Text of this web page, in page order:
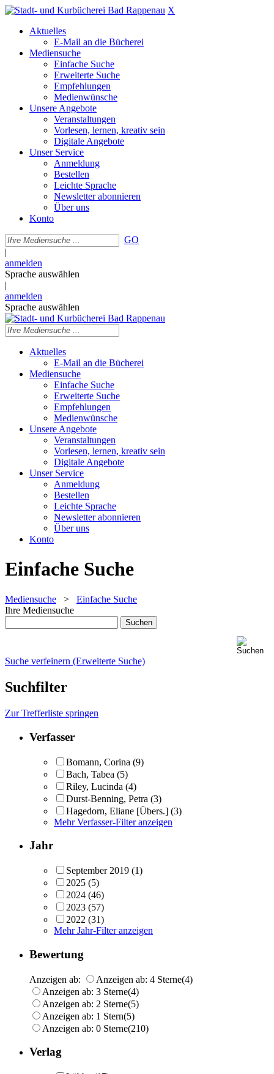
X
Aktuelles
E-Mail an die Bücherei
Mediensuche
Einfache Suche
Erweiterte Suche
Empfehlungen
Medienwünsche
Unsere Angebote
Veranstaltungen
Vorlesen, lernen, kreativ sein
Digitale Angebote
Unser Service
Anmeldung
Bestellen
Leichte Sprache
Newsletter abonnieren
Über uns
Konto
GO
|
anmelden
Sprache auswählen
|
anmelden
Sprache auswählen
Aktuelles
E-Mail an die Bücherei
Mediensuche
Einfache Suche
Erweiterte Suche
Empfehlungen
Medienwünsche
Unsere Angebote
Veranstaltungen
Vorlesen, lernen, kreativ sein
Digitale Angebote
Unser Service
Anmeldung
Bestellen
Leichte Sprache
Newsletter abonnieren
Über uns
Konto
Einfache Suche
Mediensuche > Einfache Suche
Ihre Mediensuche
Suche verfeinern (Erweiterte Suche)
Suchfilter
Zur Trefferliste springen
Verfasser
Bomann, Corina (9)
Bach, Tabea (5)
Riley, Lucinda (4)
Durst-Benning, Petra (3)
Hagedorn, Eliane [Übers.] (3)
Mehr Verfasser-Filter anzeigen
Jahr
September 2019 (1)
2025 (5)
2024 (46)
2023 (57)
2022 (31)
Mehr Jahr-Filter anzeigen
Bewertung
Anzeigen ab: Anzeigen ab: 4 Sterne(4)
Anzeigen ab: 3 Sterne(4)
Anzeigen ab: 2 Sterne(5)
Anzeigen ab: 1 Stern(5)
Anzeigen ab: 0 Sterne(210)
Verlag